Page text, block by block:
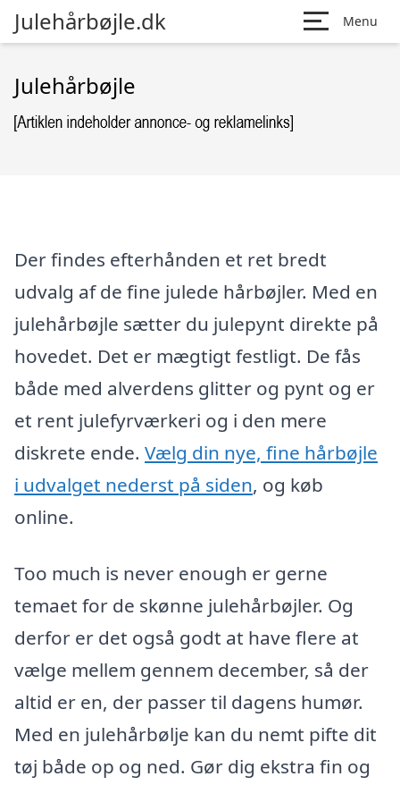
Julehårbøjle.dk Menu
Julehårbøjle
Der findes efterhånden et ret bredt
udvalg af de fine julede hårbøjler. Med en
julehårbøjle sætter du julepynt direkte på
hovedet. Det er mægtigt festligt. De fås
både med alverdens glitter og pynt og er
et rent julefyrværkeri og i den mere
diskrete ende. Vælg din nye, fine hårbøjle
i udvalget nederst på siden, og køb
online.
Too much is never enough er gerne
temaet for de skønne julehårbøjler. Og
derfor er det også godt at have flere at
vælge mellem gennem december, så der
altid er en, der passer til dagens humør.
Med en julehårbølje kan du nemt pifte dit
tøj både op og ned. Gør dig ekstra fin og